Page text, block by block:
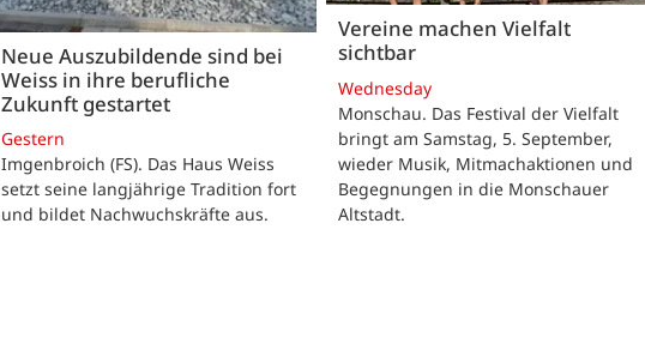
Neue Auszubildende sind bei
Weiss in ihre berufliche
Zukunft gestartet
Gestern
Imgenbroich (FS). Das Haus Weiss
setzt seine langjährige Tradition fort
und bildet Nachwuchskräfte aus.
Vereine machen Vielfalt
sichtbar
Wednesday
Monschau. Das Festival der Vielfalt
bringt am Samstag, 5. September,
wieder Musik, Mitmachaktionen und
Begegnungen in die Monschauer
Altstadt.